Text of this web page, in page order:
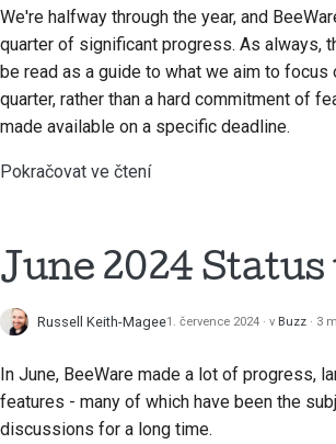
We're halfway through the year, and
quarter of significant progress. As always,
be read as a guide to what we aim to focus
quarter, rather than a hard commitment of
made available on a specific deadline.
Pokračovat ve čtení
June 2024
Russell Keith-Magee1. července 2024 v Buzz 3
In June, BeeWare made a lot of progress,
features - many of which have been the
discussions for a long time.